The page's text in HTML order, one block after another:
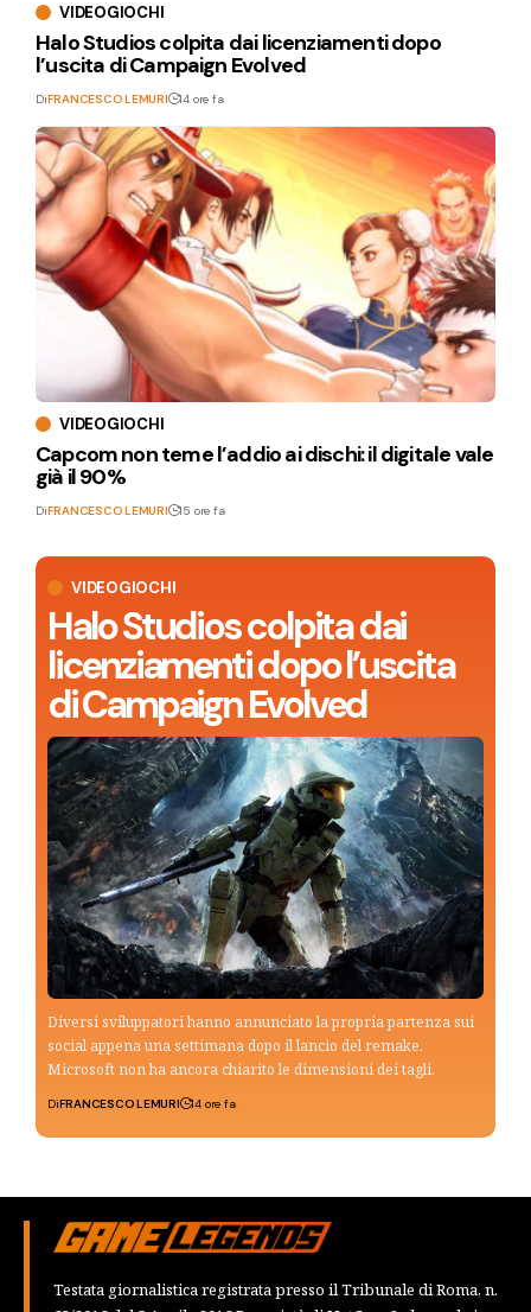
VIDEOGIOCHI
Halo Studios colpita dai
licenziamenti dopo l’uscita
di Campaign Evolved
Diversi sviluppatori hanno annunciato la propria partenza sui
social appena una settimana dopo il lancio del remake.
Microsoft non ha ancora chiarito le dimensioni dei tagli.
DiFRANCESCO LEMURI 14 ore fa
VIDEOGIOCHI
Halo Studios colpita dai licenziamenti dopo
l’uscita di Campaign Evolved
DiFRANCESCO LEMURI 14 ore fa
VIDEOGIOCHI
Capcom non teme l’addio ai dischi: il digitale vale
già il 90%
DiFRANCESCO LEMURI 15 ore fa
Testata giornalistica registrata presso il Tribunale di Roma, n.